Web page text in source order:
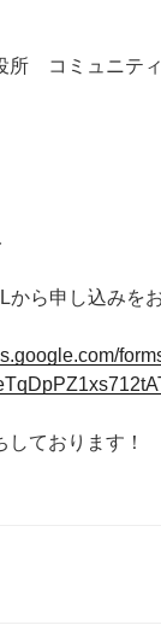
所 コミュニテ
から申し込みを
しております！